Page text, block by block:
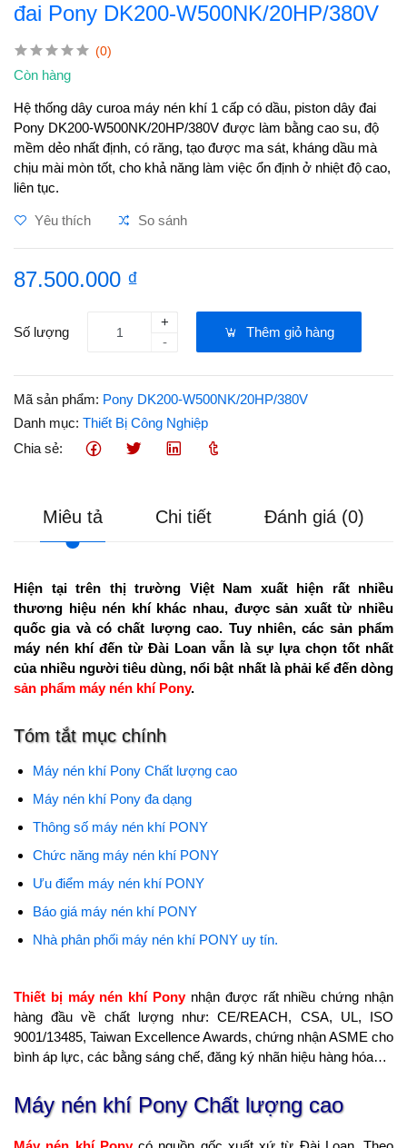
đai Pony DK200-W500NK/20HP/380V
(0)
Còn hàng
Hệ thống dây curoa máy nén khí 1 cấp có dầu, piston dây đai
Pony DK200-­W500NK/20HP/380V được làm bằng cao su, độ
mềm dẻo nhất định, có răng, tạo được ma sát, kháng dầu mà
chịu mài mòn tốt, cho khả năng làm việc ổn định ở nhiệt độ cao,
liên tục.
Yêu thích So sánh
87.500.000 ₫
Số lượng
+
-
Thêm giỏ hàng
Mã sản phẩm: Pony DK200-W500NK/20HP/380V
Danh mục: Thiết Bị Công Nghiệp
Chia sẻ:
Miêu tả Chi tiết Đánh giá (0)
Hiện tại trên thị trường Việt Nam xuất hiện rất nhiều
thương hiệu nén khí khác nhau, được sản xuất từ nhiều
quốc gia và có chất lượng cao. Tuy nhiên, các sản phẩm
máy nén khí đến từ Đài Loan vẫn là sự lựa chọn tốt nhất
của nhiều người tiêu dùng, nổi bật nhất là phải kể đến dòng
sản phẩm máy nén khí Pony.
Tóm tắt mục chính
Máy nén khí Pony Chất lượng cao
Máy nén khí Pony đa dạng
Thông số máy nén khí PONY
Chức năng máy nén khí PONY
Ưu điểm máy nén khí PONY
Báo giá máy nén khí PONY
Nhà phân phối máy nén khí PONY uy tín.
Thiết bị máy nén khí Ponynhận được rất nhiều chứng nhận
hàng đầu về chất lượng như: CE/REACH, CSA, UL, ISO
9001/13485, Taiwan Excellence Awards, chứng nhận ASME cho
bình áp lực, các bằng sáng chế, đăng ký nhãn hiệu hàng hóa…
Máy nén khí Pony Chất lượng cao